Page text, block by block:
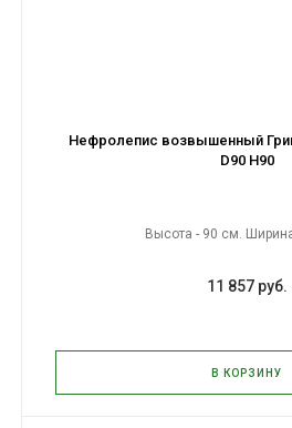
Нефролепис возвышенный
D90 H90
Высота - 90 см.
11 857 руб.
В КОРЗИНУ